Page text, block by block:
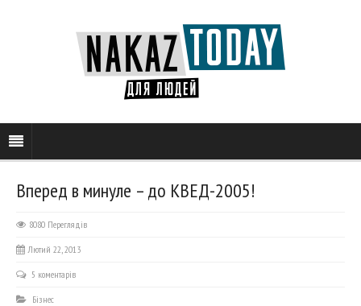
Вперед в минуле – до КВЕД-2005!
8080 Переглядів
Лютий 22, 2013
5 коментарів
Бізнес